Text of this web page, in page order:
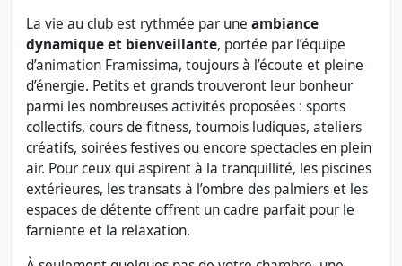
La vie au club est rythmée par une ambiance
dynamique et bienveillante, portée par l’équipe
d’animation Framissima, toujours à l’écoute et pleine
d’énergie. Petits et grands trouveront leur bonheur
parmi les nombreuses activités proposées : sports
collectifs, cours de fitness, tournois ludiques, ateliers
créatifs, soirées festives ou encore spectacles en plein
air. Pour ceux qui aspirent à la tranquillité, les piscines
extérieures, les transats à l’ombre des palmiers et les
espaces de détente offrent un cadre parfait pour le
farniente et la relaxation.